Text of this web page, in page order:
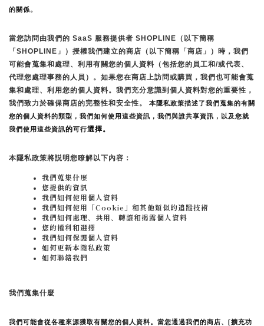
的關係。
當您訪問由我們的 SaaS 服務提供者 SHOPLINE（以下簡稱
「SHOPLINE」）授權我們建立的商店（以下簡稱「商店」）時，我們
可能會蒐集和處理、利用有關您的個人資料（包括您的員工和/或代表、
代理您處理事務的人員）。如果您在商店上訪問或購買，我們也可能會蒐
集和處理、利用您的個人資料。我們充分意識到個人資料對您的重要性，
我們致力於確保商店的完整性和安全性。
本隱私政策描述了我們蒐集的有關
您的個人資料的類型，我們如何使用這些資訊，我們與誰共享資訊，以及您就
我們使用這些資訊的可行選擇。
本隱私政策將説明您瞭解以下內容：
我們蒐集什麼
您提供的資訊
我們如何使用個人資料
我們如何使用「Cookie」和其他類似的追蹤技術
我們如何處理、共用、轉讓和揭露個人資料
您的權利和選擇
我們如何保護個人資料
如何更新本隱私政策
如何聯絡我們
我們蒐集什麼
我們可能會從各種來源獲取有關您的個人資料。當您通過我們的商店、[擴充功